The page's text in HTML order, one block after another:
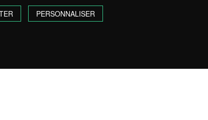
PERSONNALISER